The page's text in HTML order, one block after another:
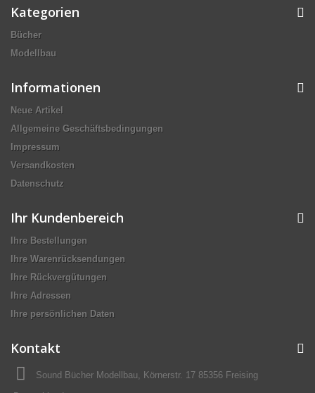
Kategorien
Bücher
Modellbau
Informationen
Neue Artikel
Allgemeine Geschäftsbedingungen
Impressum
Versandkosten
Datenschutz
Ihr Kundenbereich
Ihre Bestellungen
Ihre Warenrücksendungen
Ihre Rückvergütungen
Ihre Adressen
Ihre persönlichen Daten
Kontakt
Sound Bücher Modellbau, Körnerstr. 17 85356 Freising